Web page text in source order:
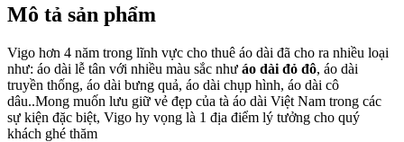
Mô tả sản phẩm
Vigo hơn 4 năm trong lĩnh vực cho thuê áo dài đã cho ra nhiều loại
như: áo dài lễ tân với nhiều màu sắc như áo dài đỏ đô, áo dài
truyền thống, áo dài bưng quả, áo dài chụp hình, áo dài cô
dâu..Mong muốn lưu giữ vẻ đẹp của tà áo dài Việt Nam trong các
sự kiện đặc biệt, Vigo hy vọng là 1 địa điểm lý tưởng cho quý
khách ghé thăm